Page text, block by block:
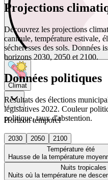
Climat
Horizon temporel
2030 2050
2100
Température été
Hausse de la température
Nuits tropicales
Nuits où la température ne
Projections
Découvrez les projections
canicule, température estivale,
sécheresses des sols. Données
horizons 2030, 2050 et 2100.
Données politiques
Résultats des élections
législatives 2022. Couleur
politique, taux d'abstention.